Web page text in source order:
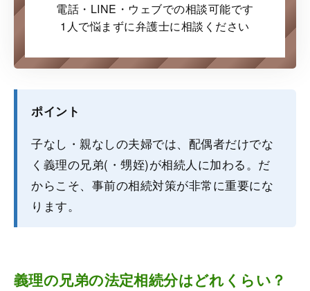
電話・LINE・ウェブでの相談可能です
1人で悩まずに弁護士に相談ください
ポイント
子なし・親なしの夫婦では、配偶者だけでな
く義理の兄弟(・甥姪)が相続人に加わる。だ
からこそ、事前の相続対策が非常に重要にな
ります。
義理の兄弟の法定相続分はどれくらい？